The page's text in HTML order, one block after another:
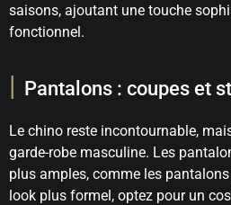
saisons, ajoutant une touche
fonctionnel.
Pantalons : coupes et
Le chino reste incontournable,
garde-robe masculine. Les
plus amples, comme les
look plus formel, optez pour un